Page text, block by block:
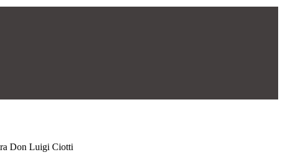
Don Luigi Ciotti